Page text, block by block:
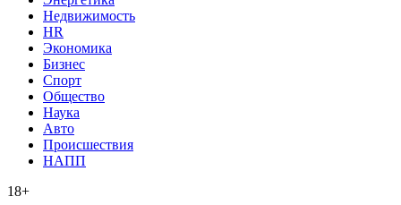
Недвижимость
HR
Экономика
Бизнес
Спорт
Общество
Наука
Авто
Происшествия
НАПП
18+